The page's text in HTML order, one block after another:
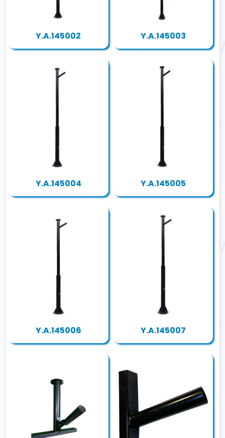
Y.A.145002 Y.A.145003
Y.A.145004 Y.A.145005
Y.A.145006 Y.A.145007